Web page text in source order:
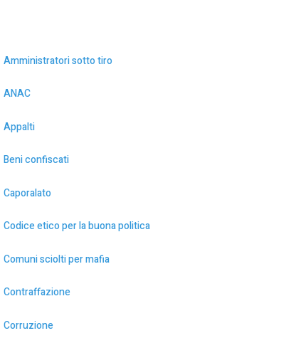
Amministratori sotto tiro
ANAC
Appalti
Beni confiscati
Caporalato
Codice etico per la buona politica
Comuni sciolti per mafia
Contraffazione
Corruzione